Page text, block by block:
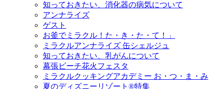
知っておきたい、消化器の病気について
アンナライズ
ゲスト
お釜でミラクル！た・き・た・て！」
ミラクルアンナライズ 缶シェルジュ
知っておきたい、乳がんについて
幕張ビーチ花火フェスタ
ミラクルクッキングアカデミー お・つ・ま・み
夏のディズニーリゾート®特集